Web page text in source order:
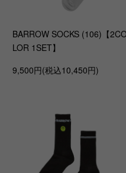
BARROW SOCKS (106)【
LOR 1SET】
9,500円(税込10,450円)